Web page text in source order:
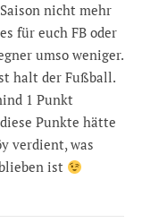
nicht mehr
für euch FB oder
umso weniger.
halt der Fußball.
1 Punkt
Punkte hätte
verdient, was
ist